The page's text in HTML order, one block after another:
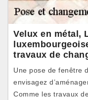
Velux en métal,
travaux de
Une pose de fenêtre
envisagez
Comme les travaux